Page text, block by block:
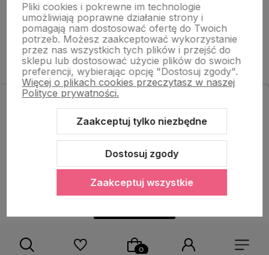
O nas
Sklep internetowy Shoper Premium
Szablon Shoper Modern 3.0™
Zapisz się do newslettera
i odbierz rabat na zakupy!
Pliki cookies i pokrewne im technologie
umożliwiają poprawne działanie strony i
pomagają nam dostosować ofertę do Twoich
potrzeb. Możesz zaakceptować wykorzystanie
przez nas wszystkich tych plików i przejść do
sklepu lub dostosować użycie plików do swoich
preferencji, wybierając opcję "Dostosuj zgody".
Więcej o plikach cookies przeczytasz w naszej
Polityce prywatności.
Zaakceptuj tylko niezbędne
Dostosuj zgody
Zaakceptuj wszystkie